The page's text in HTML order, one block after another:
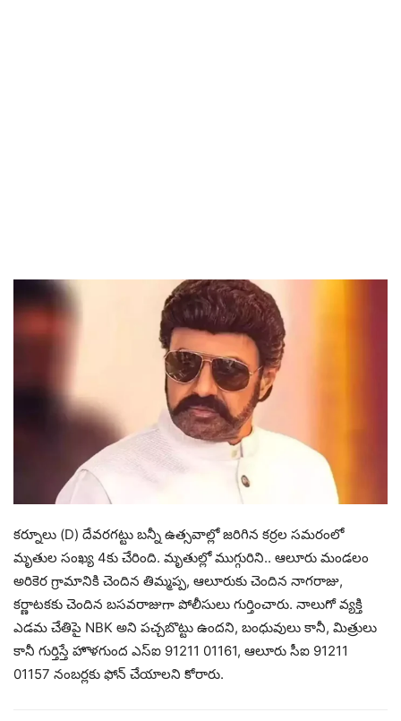
కర్నూలు (D) దేవరగట్టు బన్నీ ఉత్సవాల్లో జరిగిన కర్రల సమరంలో
మృతుల సంఖ్య 4కు చేరింది. మృతుల్లో ముగ్గురిని.. ఆలూరు మండలం
అరికెర గ్రామానికి చెందిన తిమ్మప్ప, ఆలూరుకు చెందిన నాగరాజు,
కర్ణాటకకు చెందిన బసవరాజుగా పోలీసులు గుర్తించారు. నాలుగో వ్యక్తి
ఎడమ చేతిపై NBK అని పచ్చబొట్టు ఉందని, బంధువులు కానీ, మిత్రులు
కానీ గుర్తిస్తే హొళగుంద ఎస్ఐ 91211 01161, ఆలూరు సీఐ 91211
01157 నంబర్లకు ఫోన్ చేయాలని కోరారు.